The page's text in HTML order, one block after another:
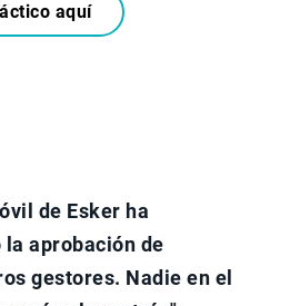
aquí
de Esker ha
aprobación de
gestores. Nadie en el